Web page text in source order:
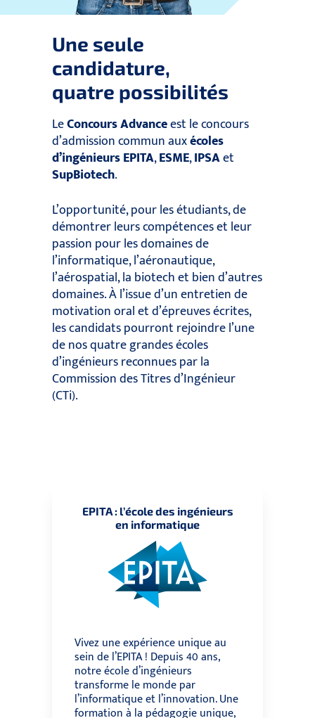
Une seule
candidature,
quatre possibilités
LeConcours Advanceest le concours
d’admission commun auxécoles
d’ingénieursEPITA,ESME,IPSAet
SupBiotech.
L’opportunité, pour les étudiants, de
démontrer leurs compétences et leur
passion pour les domaines de
l’informatique, l’aéronautique,
l’aérospatial, la biotech et bien d’autres
domaines. À l’issue d’un entretien de
motivation oral et d’épreuves écrites,
les candidats pourront rejoindre l’une
de nos quatre grandes écoles
d’ingénieurs reconnues par la
Commission des Titres d’Ingénieur
(CTi).
EPITA : l’école des ingénieurs
en informatique
Vivez une expérience unique au
sein de l’EPITA ! Depuis 40 ans,
notre école d’ingénieurs
transforme le monde par
l’informatique et l’innovation. Une
formation à la pédagogie unique,